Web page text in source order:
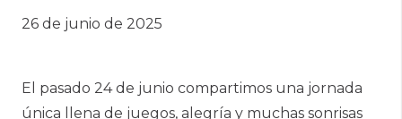
26 de junio de 2025
El pasado 24 de junio compartimos una jornada
única llena de juegos, alegría y muchas sonrisas